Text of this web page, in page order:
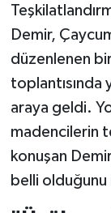
Demir,
düzenlenen
toplantısında
araya geldi.
madencilerin
konuşan
belli